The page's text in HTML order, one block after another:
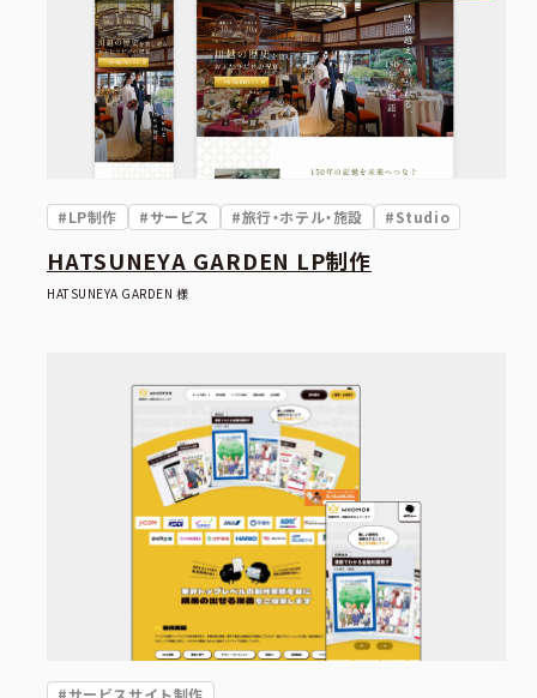
#LP制作 #サービス #旅行・ホテル・施設 #Studio
HATSUNEYA GARDEN LP制作
HATSUNEYA GARDEN 様
#サービスサイト制作